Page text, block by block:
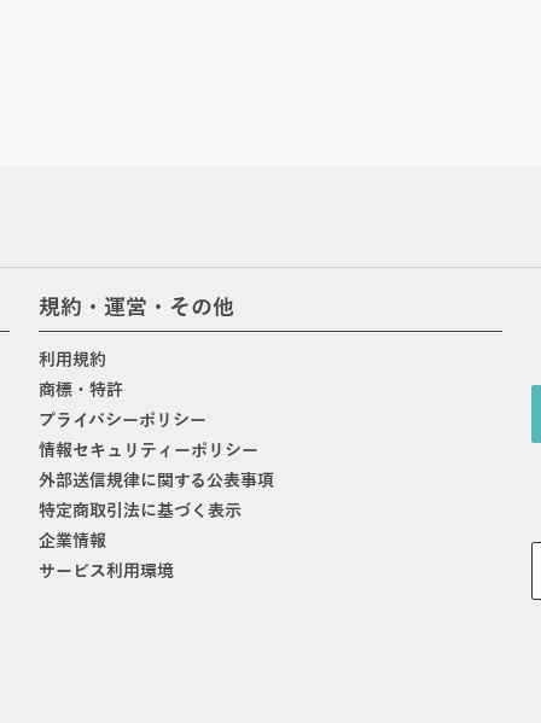
規約・運営・その他
利用規約
商標・特許
プライバシーポリシー
情報セキュリティーポリシー
外部送信規律に関する公表事項
特定商取引法に基づく表示
企業情報
サービス利用環境